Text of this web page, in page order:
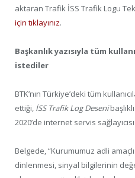
aktaran Trafik İSS Trafik Logu
için tıklayınız.
Başkanlık yazısıyla tüm
istediler
BTK’nın Türkiye’deki tüm
ettiği, İSS Trafik Log Deseni
2020’de internet servis
Belgede, “Kurumumuz adli
dinlenmesi, sinyal bilgilerinin